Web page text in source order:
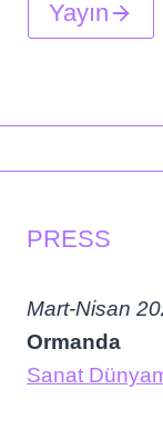
Yayın
PRESS
Mart-Nisan
Ormanda
Sanat